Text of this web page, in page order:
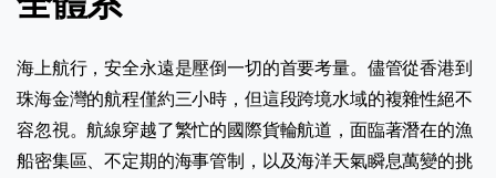
海上航行，安全永遠是壓倒一切的首要考量。儘管從香港到
珠海金灣的航程僅約三小時，但這段跨境水域的複雜性絕不
容忽視。航線穿越了繁忙的國際貨輪航道，面臨著潛在的漁
船密集區、不定期的海事管制，以及海洋天氣瞬息萬變的挑